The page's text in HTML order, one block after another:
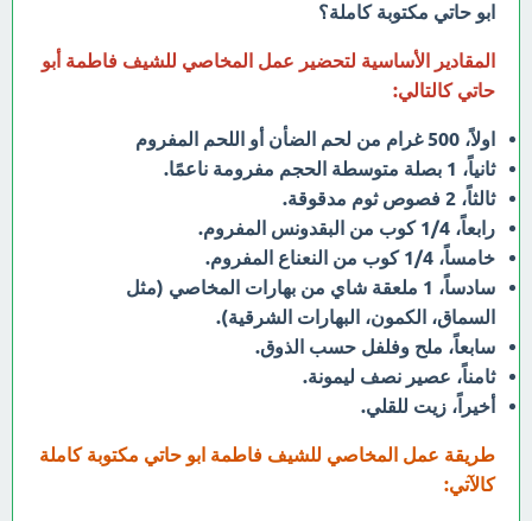
ابو حاتي مكتوبة كاملة؟
المقادير الأساسية لتحضير عمل المخاصي للشيف فاطمة أبو
حاتي كالتالي:
اولاً، 500 غرام من لحم الضأن أو اللحم المفروم
ثانياً، 1 بصلة متوسطة الحجم مفرومة ناعمًا.
ثالثاً، 2 فصوص ثوم مدقوقة.
رابعاً، 1/4 كوب من البقدونس المفروم.
خامساً، 1/4 كوب من النعناع المفروم.
سادساً، 1 ملعقة شاي من بهارات المخاصي (مثل
السماق، الكمون، البهارات الشرقية).
سابعاً، ملح وفلفل حسب الذوق.
ثامناً، عصير نصف ليمونة.
أخيراً، زيت للقلي.
طريقة عمل المخاصي للشيف فاطمة ابو حاتي مكتوبة كاملة
كالآتي: